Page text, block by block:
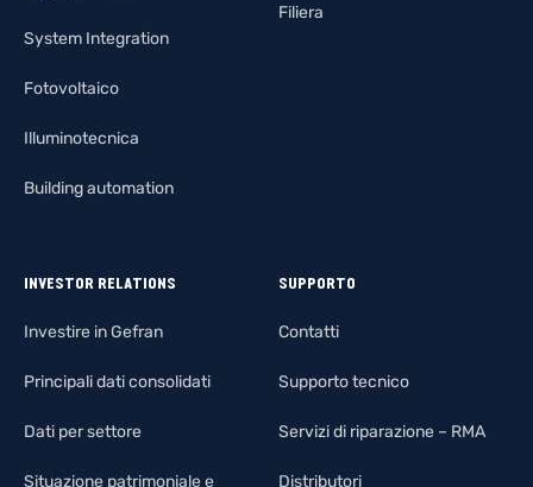
System Integration
Fotovoltaico
Illuminotecnica
Building automation
Filiera
INVESTOR RELATIONS
Investire in Gefran
Principali dati consolidati
Dati per settore
Situazione patrimoniale e
SUPPORTO
Contatti
Supporto tecnico
Servizi di riparazione – RMA
Distributori